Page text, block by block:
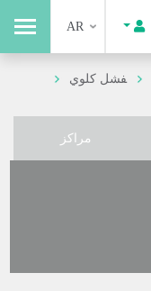
AR
فشل كلوي
مراكز